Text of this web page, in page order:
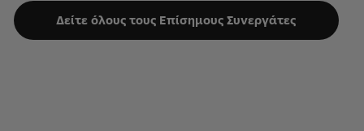
Δείτε όλους τους Επίσημους Συνεργάτες